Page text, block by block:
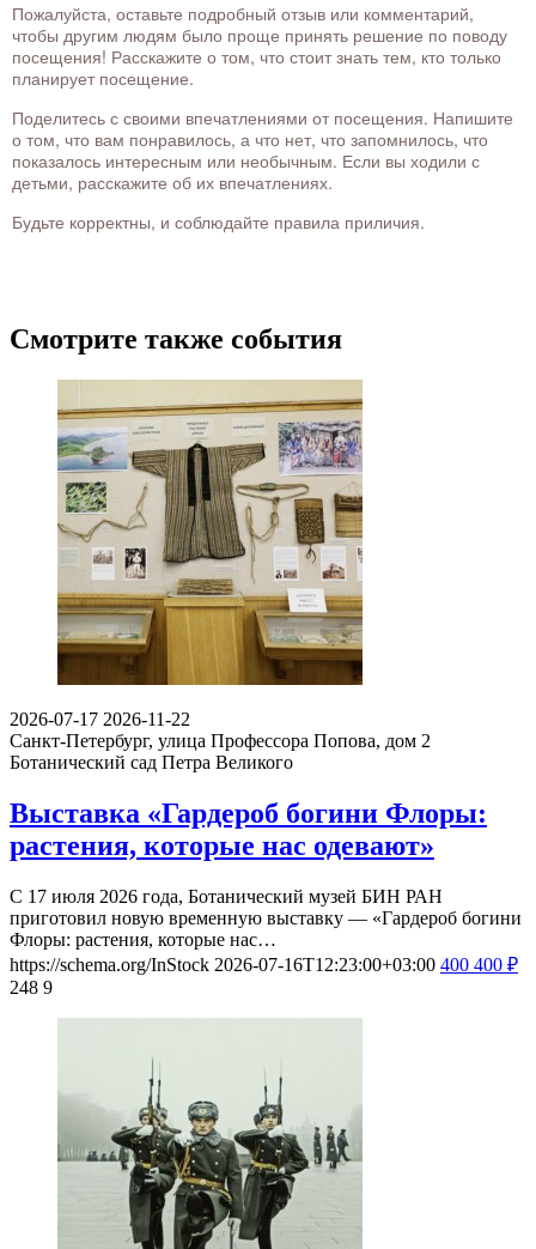
Пожалуйста, оставьте подробный отзыв или комментарий,
чтобы другим людям было проще принять решение по поводу
посещения! Расскажите о том, что стоит знать тем, кто только
планирует посещение.
Поделитесь с своими впечатлениями от посещения. Напишите
о том, что вам понравилось, а что нет, что запомнилось, что
показалось интересным или необычным. Если вы ходили с
детьми, расскажите об их впечатлениях.
Будьте корректны, и соблюдайте правила приличия.
Смотрите также события
2026-07-17 2026-11-22
Санкт-Петербург, улица Профессора Попова, дом 2
Ботанический сад Петра Великого
Выставка «Гардероб богини Флоры:
растения, которые нас одевают»
С 17 июля 2026 года, Ботанический музей БИН РАН
приготовил новую временную выставку — «Гардероб богини
Флоры: растения, которые нас…
https://schema.org/InStock 2026-07-16T12:23:00+03:00 400 400 ₽
248 9